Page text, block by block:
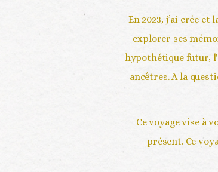
En 2023, j’ai crée
explorer ses
hypothétique futur,
ancêtres. A la
Ce voyage vise à
présent. Ce